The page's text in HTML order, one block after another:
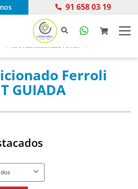
91 658 03 19
Aire Acondicionado Ferroli
Ferroli
GUIADA